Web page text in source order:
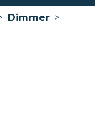
Dimmer >